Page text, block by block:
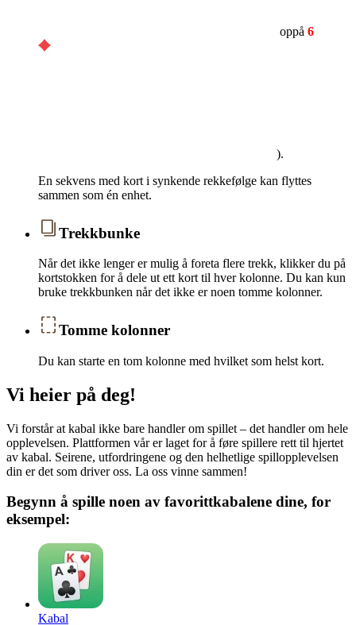
oppå 6
).
En sekvens med kort i synkende rekkefølge kan flyttes
sammen som én enhet.
Trekkbunke
Når det ikke lenger er mulig å foreta flere trekk, klikker du på
kortstokken for å dele ut ett kort til hver kolonne. Du kan kun
bruke trekkbunken når det ikke er noen tomme kolonner.
Tomme kolonner
Du kan starte en tom kolonne med hvilket som helst kort.
Vi heier på deg!
Vi forstår at kabal ikke bare handler om spillet – det handler om hele
opplevelsen. Plattformen vår er laget for å føre spillere rett til hjertet
av kabal. Seirene, utfordringene og den helhetlige spillopplevelsen
din er det som driver oss. La oss vinne sammen!
Begynn å spille noen av favorittkabalene dine, for
eksempel:
Kabal